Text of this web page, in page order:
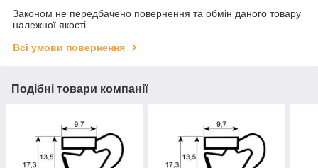
Законом не передбачено повернення та обмін даного товару
належної якості
Всі умови повернення
Подібні товари компанії